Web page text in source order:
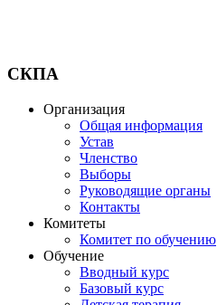
СКПА
Организация
Общая информация
Устав
Членство
Выборы
Руководящие органы
Контакты
Комитеты
Комитет по обучению
Обучение
Вводный курс
Базовый курс